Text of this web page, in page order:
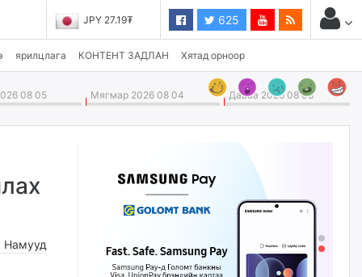
JPY 27.19₮ 625
ярилцлага КОНТЕНТ ЗАДЛАН Хятад орноор
08 05 Мягмар 2026 08 04 Даваа 2026 08 03
Намууд